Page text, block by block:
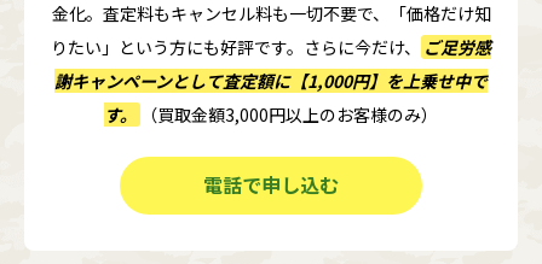
金化。査定料もキャンセル料も一切不要で、「価格だけ知
りたい」という方にも好評です。さらに今だけ、
ご足労感
謝キャンペーンとして査定額に【1,000円】 を上乗せ中で
す。
（買取金額3,000円以上のお客様のみ）
電話で申し込む